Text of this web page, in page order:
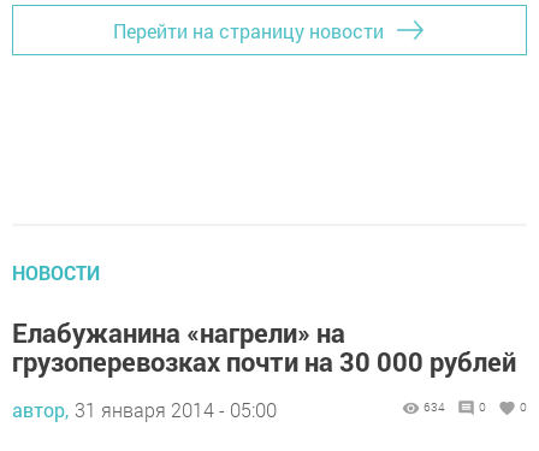
Перейти на страницу новости
НОВОСТИ
Елабужанина «нагрели» на
грузоперевозках почти на 30 000 рублей
автор, 31 января 2014 - 05:00 634 0 0